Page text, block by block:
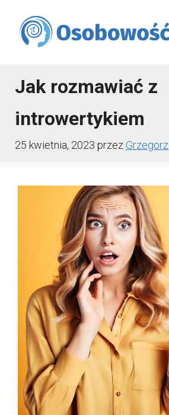
Jak rozmawiać z
introwertykiem
25 kwietnia, 2023 przez Grzegorz